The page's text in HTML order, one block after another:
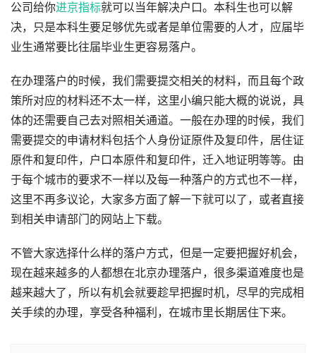
公司给你进京指标就可以当年解决户口。本科生也可以解
决，只是本科生要足够优先或者是单位需要的人才，应届毕
业生通常要比往届毕业生更容易落户。
在办理落户的时候，我们需要提交相关的材料，而且每个政
策所对应的材料还不太一样，这里小编只能大概的说说，具
体的还需要自己去对照相关通道。一般在办理的时候，我们
需要提交的申请材料包括个人身份证原件及复印件，居住证
原件和复印件，户口本原件和复印件，迁入地证明等等。由
于每个城市的要求不一样以及每一种落户的方式也不一样，
这里不再多议论，大家多方面了解一下就可以了，或者直接
到相关申请部门的网站上下载。
不管大家选择什么样的落户方式，但是一定要把握好机会，
现在越来越多的人都想在北京办理落户，很多渠道难度也是
越来越大了，所以有机会就要趁早把握时机，尽早的完成相
关手续的办理，享受各种福利，在城市里长期居住下来。